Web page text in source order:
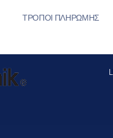
ΤΡΌΠΟΙ ΠΛΗΡΩΜΉΣ